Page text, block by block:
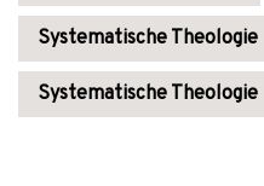
Systematische Theologie
Systematische Theologie